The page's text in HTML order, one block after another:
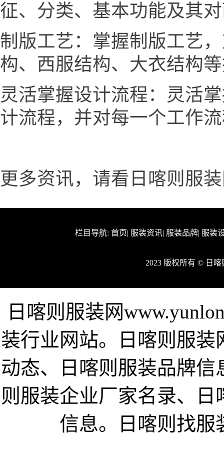
征、分类、基本功能及其
制版工艺：掌握制版工艺
构、西服结构、大衣结构
灵活掌握设计流程：灵活
计流程，并对每一个工作
更多资讯，请看日喀则服
栏目导航: 首页| 服装资讯| 服装品牌| 服装
2023 版权所有 © 日
日喀则服装网
装行业网站。日喀则服
动态、日喀则服装品牌
则服装企业厂家名录、
信息。日喀则找服